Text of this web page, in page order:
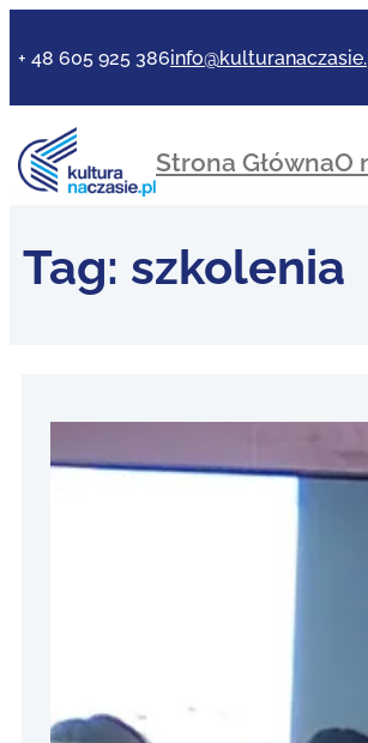
+ 48 605 925 386
Strona GłównaO
Tag: szkolenia